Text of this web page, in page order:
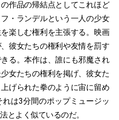
作品の帰結点としてこれほど
・ランデルという一人の少女
楽しむ権利を主張する。映画
彼女たちの権利や友情を罰す
る。本作は、誰にも邪魔され
女たちの権利を掲げ、彼女た
げられた拳のように宙に留め
は3分間のポップミュージッ
とよく似ているのだ。